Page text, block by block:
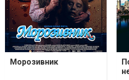
Морозивник